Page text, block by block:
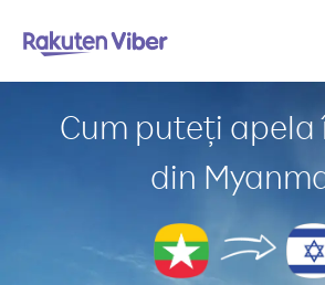
Cum puteți apela
din